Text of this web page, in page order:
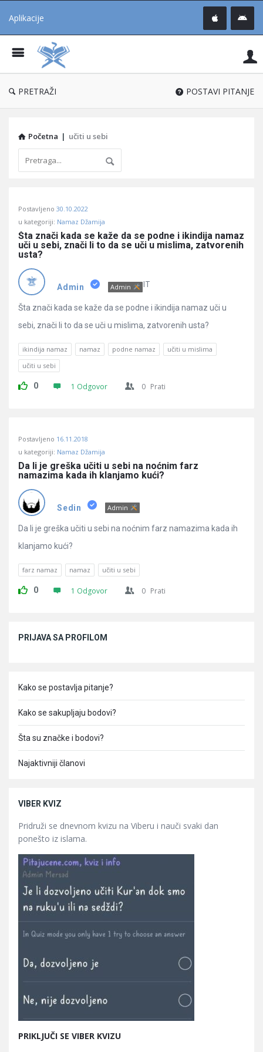
Aplikacije
®
PRETRAŽI POSTAVI PITANJE
Početna | učiti u sebi
Učene
Latest
Pitanja
Postavljeno 30.10.2022
u kategoriji: Namaz Džamija
Šta znači kada se kaže da se podne i ikindija namaz
uči u sebi, znači li to da se uči u mislima, zatvorenih
usta?
Admin Admin IT
Šta znači kada se kaže da se podne i ikindija namaz uči u
sebi, znači li to da se uči u mislima, zatvorenih usta?
ikindija namaz namaz podne namaz
učiti u mislima
učiti u sebi
0 1 Odgovor 0 Prati
Postavljeno 16.11.2018
u kategoriji: Namaz Džamija
Da li je greška učiti u sebi na noćnim farz
namazima kada ih klanjamo kući?
Sedin Admin
Da li je greška učiti u sebi na noćnim farz namazima kada ih
klanjamo kući?
farz namaz namaz učiti u sebi
0 1 Odgovor 0 Prati
PRIJAVA SA PROFILOM
Kako se postavlja pitanje?
Kako se sakupljaju bodovi?
Šta su značke i bodovi?
Najaktivniji članovi
VIBER KVIZ
Pridruži se dnevnom kvizu na Viberu i nauči svaki dan
ponešto iz islama.
PRIKLJUČI SE VIBER KVIZU